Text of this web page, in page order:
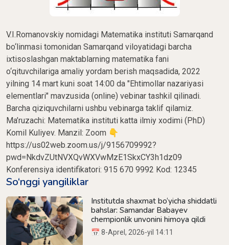
V.I.Romanovskiy nomidagi Matematika instituti Samarqand
bo‘linmasi tomonidan Samarqand viloyatidagi barcha
ixtisoslashgan maktablarning matematika fani
o‘qituvchilariga amaliy yordam berish maqsadida, 2022
yilning 14 mart kuni soat 14:00 da "Ehtimollar nazariyasi
elementlari" mavzusida (online) vebinar tashkil qilinadi.
Barcha qiziquvchilarni ushbu vebinarga taklif qilamiz.
Ma’ruzachi: Matematika instituti katta ilmiy xodimi (PhD)
Komil Kuliyev. Manzil: Zoom 👇
https://us02web.zoom.us/j/9156709992?
pwd=NkdvZUtNVXQvWXVwMzE1SkxCY3h1dz09
Konferensiya identifikatori: 915 670 9992 Kod: 12345
So‘nggi yangiliklar
Institutda shaxmat bo‘yicha shiddatli
bahslar: Samandar Babayev
chempionlik unvonini himoya qildi
📅 8-Aprel, 2026-yil 14:11